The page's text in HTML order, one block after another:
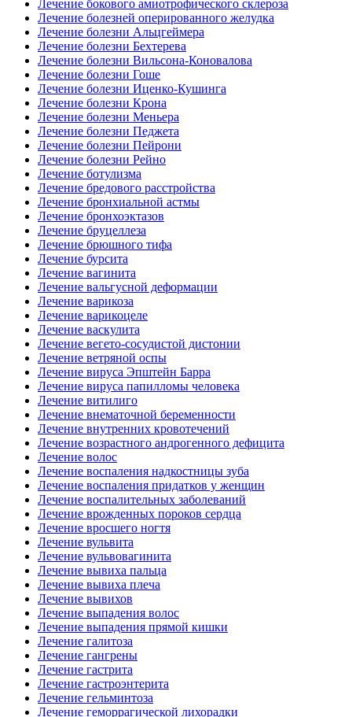
Лечение бокового амиотрофического склероза
Лечение болезней оперированного желудка
Лечение болезни Альцгеймера
Лечение болезни Бехтерева
Лечение болезни Вильсона-Коновалова
Лечение болезни Гоше
Лечение болезни Иценко-Кушинга
Лечение болезни Крона
Лечение болезни Меньера
Лечение болезни Педжета
Лечение болезни Пейрони
Лечение болезни Рейно
Лечение ботулизма
Лечение бредового расстройства
Лечение бронхиальной астмы
Лечение бронхоэктазов
Лечение бруцеллеза
Лечение брюшного тифа
Лечение бурсита
Лечение вагинита
Лечение вальгусной деформации
Лечение варикоза
Лечение варикоцеле
Лечение васкулита
Лечение вегето-сосудистой дистонии
Лечение ветряной оспы
Лечение вируса Эпштейн Барра
Лечение вируса папилломы человека
Лечение витилиго
Лечение внематочной беременности
Лечение внутренних кровотечений
Лечение возрастного андрогенного дефицита
Лечение волос
Лечение воспаления надкостницы зуба
Лечение воспаления придатков у женщин
Лечение воспалительных заболеваний
Лечение врожденных пороков сердца
Лечение вросшего ногтя
Лечение вульвита
Лечение вульвовагинита
Лечение вывиха пальца
Лечение вывиха плеча
Лечение вывихов
Лечение выпадения волос
Лечение выпадения прямой кишки
Лечение галитоза
Лечение гангрены
Лечение гастрита
Лечение гастроэнтерита
Лечение гельминтоза
Лечение геморрагической лихорадки